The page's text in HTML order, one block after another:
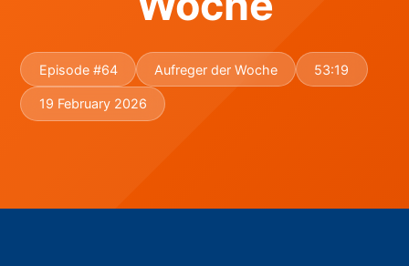
Episode #64 Aufreger der Woche 53:19
19 February 2026